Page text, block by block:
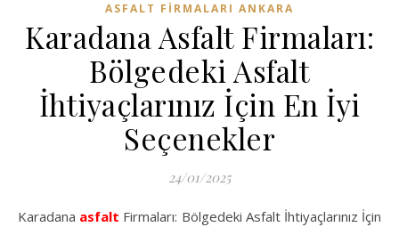
ASFALT FIRMALARI ANKARA
Karadana Asfalt Firmaları:
Bölgedeki Asfalt
İhtiyaçlarınız İçin En İyi
Seçenekler
24/01/2025
Karadana asfalt Firmaları: Bölgedeki Asfalt İhtiyaçlarınız İçin